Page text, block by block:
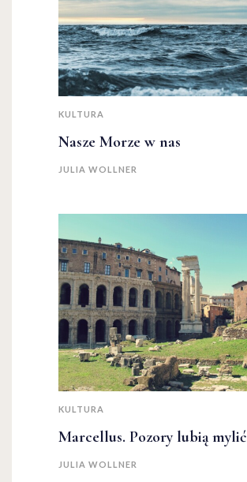
KULTURA
Nasze Morze w nas
JULIA WOLLNER
KULTURA
Marcellus. Pozory lubią mylić
JULIA WOLLNER